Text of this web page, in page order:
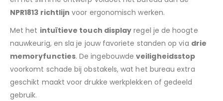
NPR1813 richtlijn voor ergonomisch werken.
Met het intuïtieve touch display regel je de hoogte
nauwkeurig, en sla je jouw favoriete standen op via drie
memoryfuncties. De ingebouwdeveiligheidsstop
voorkomt schade bij obstakels, wat het bureau extra
geschikt maakt voor drukke werkplekken of gedeeld
gebruik.